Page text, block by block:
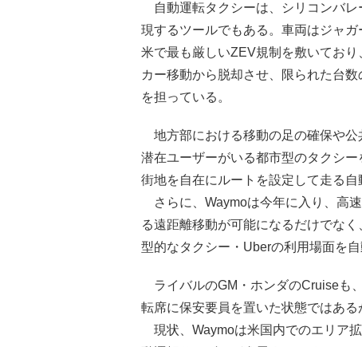
自動運転タクシーは、シリコンバ
現するツールでもある。車両はジャ
米で最も厳しいZEV規制を敷いてお
カー移動から脱却させ、限られた台
を担っている。
地方部における移動の足の確保や
潜在ユーザーがいる都市型のタクシ
街地を自在にルートを設定して走る自
さらに、Waymoは今年に入り、高
る遠距離移動が可能になるだけでな
型的なタクシー・Uberの利用場面を
ライバルのGM・ホンダのCruiseも
転席に保安要員を置いた状態ではある
現状、Waymoは米国内でのエリア